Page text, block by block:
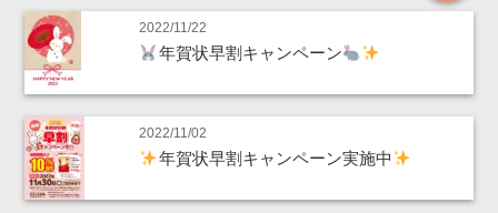
2022/11/22
年賀状早割キャンペーン
2022/11/02
年賀状早割キャンペーン実施中